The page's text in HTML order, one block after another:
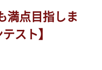
点目指しま
スト】